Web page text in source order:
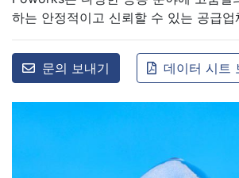
하는 안정적이고 신뢰할 수 있는 공급업
문의 보내기 데이터 시트